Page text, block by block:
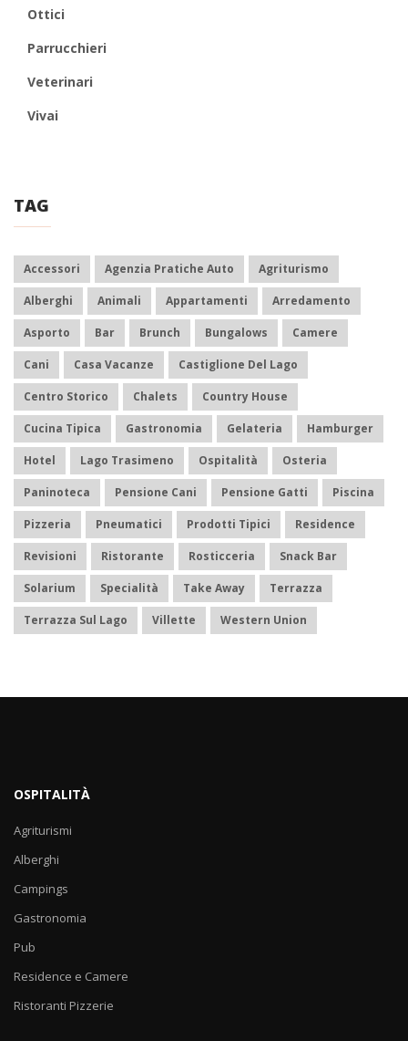
Ottici
Parrucchieri
Veterinari
Vivai
TAG
Accessori Agenzia Pratiche Auto Agriturismo
Alberghi Animali Appartamenti Arredamento
Asporto Bar Brunch Bungalows Camere
Cani Casa Vacanze Castiglione Del Lago
Centro Storico Chalets Country House
Cucina Tipica Gastronomia Gelateria Hamburger
Hotel Lago Trasimeno Ospitalità Osteria
Paninoteca Pensione Cani Pensione Gatti Piscina
Pizzeria Pneumatici Prodotti Tipici Residence
Revisioni Ristorante Rosticceria Snack Bar
Solarium Specialità Take Away Terrazza
Terrazza Sul Lago Villette Western Union
OSPITALITÀ
Agriturismi
Alberghi
Campings
Gastronomia
Pub
Residence e Camere
Ristoranti Pizzerie